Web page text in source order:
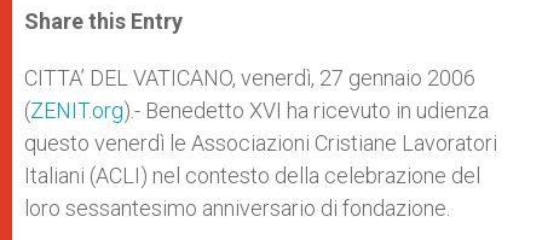
t
s
p
p
s
e
g
e
r
e
b
o
k
r
Share this Entry
CITTA’ DEL VATICANO, venerdì, 27 gennaio 2006
(ZENIT.org).- Benedetto XVI ha ricevuto in udienza
questo venerdì le Associazioni Cristiane Lavoratori
Italiani (ACLI) nel contesto della celebrazione del
loro sessantesimo anniversario di fondazione.